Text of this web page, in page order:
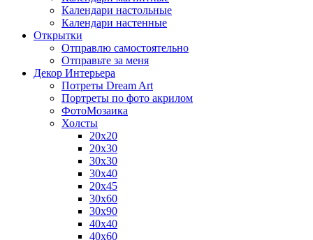
Календари настольные
Календари настенные
Открытки
Отправлю самостоятельно
Отправьте за меня
Декор Интерьера
Потреты Dream Art
Портреты по фото акрилом
ФотоМозаика
Холсты
20х20
20х30
30х30
30х40
20х45
30х60
30х90
40х40
40х60